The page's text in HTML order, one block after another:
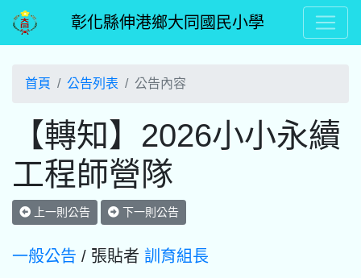
彰化縣伸港鄉大同國民小學
首頁 公告列表 公告內容
【轉知】2026小小永續
工程師營隊
上一則公告 下一則公告
一般公告 / 張貼者 訓育組長